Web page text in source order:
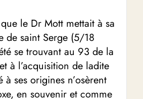
le Dr Mott mettait à sa
de saint Serge (5/18
se trouvant au 93 de la
à l’acquisition de ladite
ses origines n’osèrent
en souvenir et comme